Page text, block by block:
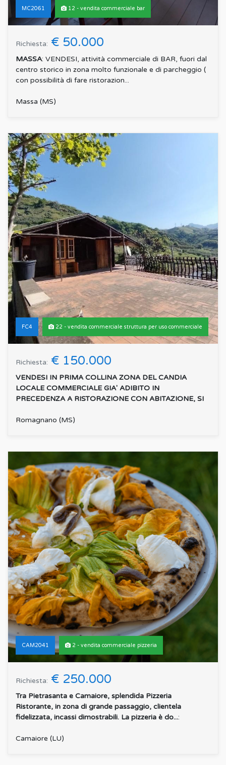
MC2061 12 - vendita commerciale bar
Richiesta: € 50.000
MASSA: VENDESI, attività commerciale di BAR, fuori dal
centro storico in zona molto funzionale e di parcheggio (
con possibilità di fare ristorazion...
Massa (MS)
FC4 22 - vendita commerciale struttura per uso commerciale
Richiesta: € 150.000
VENDESI IN PRIMA COLLINA ZONA DEL CANDIA
LOCALE COMMERCIALE GIA' ADIBITO IN
PRECEDENZA A RISTORAZIONE CON ABITAZIONE, SI
Romagnano (MS)
CAM2041 2 - vendita commerciale pizzeria
Richiesta: € 250.000
Tra Pietrasanta e Camaiore, splendida Pizzeria
Ristorante, in zona di grande passaggio, clientela
fidelizzata, incassi dimostrabili. La pizzeria è do...:
Camaiore (LU)